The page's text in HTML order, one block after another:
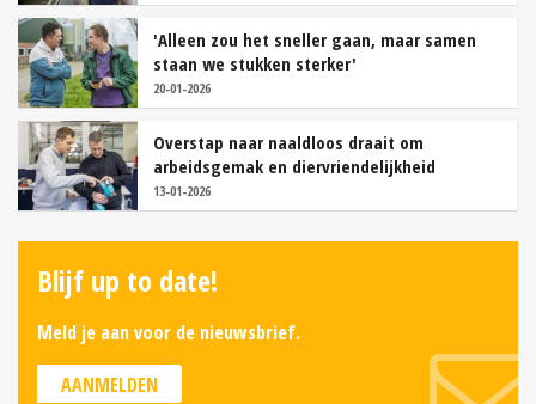
'Alleen zou het sneller gaan, maar samen
staan we stukken sterker'
20-01-2026
Overstap naar naaldloos draait om
arbeidsgemak en diervriendelijkheid
13-01-2026
Blijf up to date!
Meld je aan voor de nieuwsbrief.
AANMELDEN